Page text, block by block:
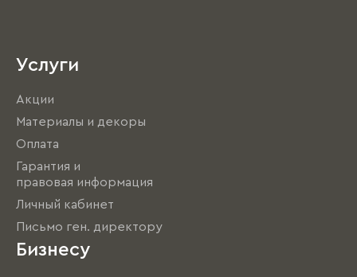
Услуги
Акции
Материалы и декоры
Оплата
Гарантия и
правовая информация
Личный кабинет
Письмо ген. директору
Бизнесу